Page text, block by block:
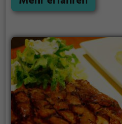
indischen und
abwechslungsreiche
Atmosphäre lädt dazu
kulinarischen
von der Vielfalt des
Ob für einen gemütlichen
geselligen Abend mit
man garantiert an der
kulinarischen Ausflug um